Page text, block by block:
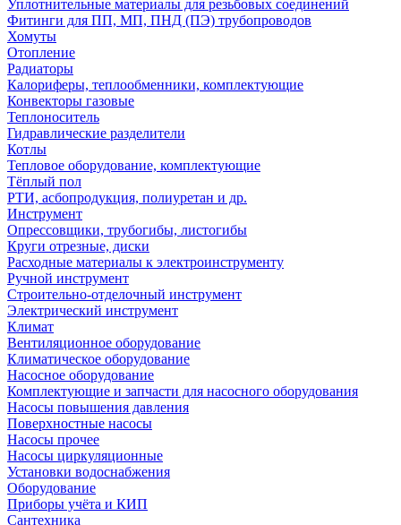
Уплотнительные материалы для резьбовых соединений
Фитинги для ПП, МП, ПНД (ПЭ) трубопроводов
Хомуты
Отопление
Радиаторы
Калориферы, теплообменники, комплектующие
Конвекторы газовые
Теплоноситель
Гидравлические разделители
Котлы
Тепловое оборудование, комплектующие
Тёплый пол
РТИ, асбопродукция, полиуретан и др.
Инструмент
Опрессовщики, трубогибы, листогибы
Круги отрезные, диски
Расходные материалы к электроинструменту
Ручной инструмент
Строительно-отделочный инструмент
Электрический инструмент
Климат
Вентиляционное оборудование
Климатическое оборудование
Насосное оборудование
Комплектующие и запчасти для насосного оборудования
Насосы повышения давления
Поверхностные насосы
Насосы прочее
Насосы циркуляционные
Установки водоснабжения
Оборудование
Приборы учёта и КИП
Сантехника